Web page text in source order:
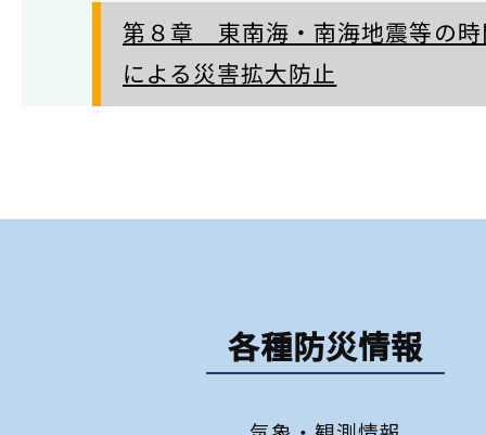
第８章 東南海・南海地震等の時
による災害拡大防止
各種防災情報